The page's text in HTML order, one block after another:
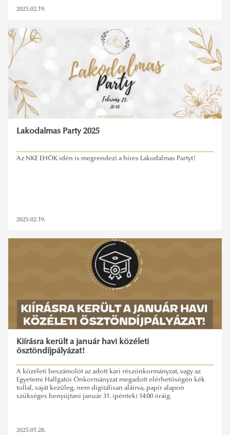
2025.02.19.
Lakodalmas Party 2025
Az NKE EHÖK idén is megrendezi a híres Lakodalmas Partyt!
2025.02.19.
Kiírásra került a január havi közéleti
ösztöndíjpályázat!
A közéleti beszámolót az adott kari részönkormányzat, vagy az
Egyetemi Hallgatói Önkormányzat megadott elérhetőségén kék
tollal, saját kezűleg, nem digitálisan aláírva, papír alapon
szükséges benyújtani január 31. (péntek) 14:00 óráig.
2025.01.28.